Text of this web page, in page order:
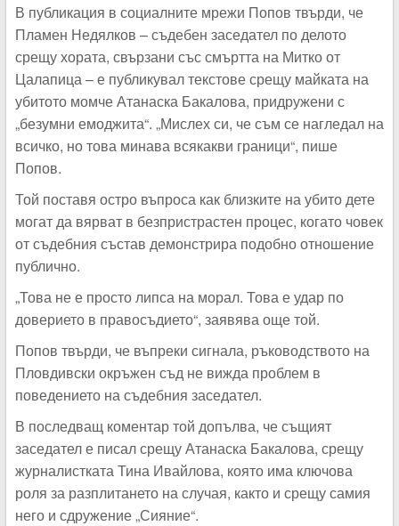
В публикация в социалните мрежи Попов твърди, че
Пламен Недялков – съдебен заседател по делото
срещу хората, свързани със смъртта на Митко от
Цалапица – е публикувал текстове срещу майката на
убитото момче Атанаска Бакалова, придружени с
„безумни емоджита“. „Мислех си, че съм се нагледал на
всичко, но това минава всякакви граници“, пише
Попов.
Той поставя остро въпроса как близките на убито дете
могат да вярват в безпристрастен процес, когато човек
от съдебния състав демонстрира подобно отношение
публично.
„Това не е просто липса на морал. Това е удар по
доверието в правосъдието“, заявява още той.
Попов твърди, че въпреки сигнала, ръководството на
Пловдивски окръжен съд не вижда проблем в
поведението на съдебния заседател.
В последващ коментар той допълва, че същият
заседател е писал срещу Атанаска Бакалова, срещу
журналистката Тина Ивайлова, която има ключова
роля за разплитането на случая, както и срещу самия
него и сдружение „Сияние“.